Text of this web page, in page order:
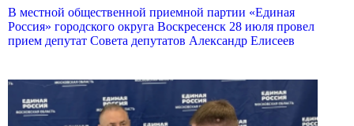
В местной общественной приемной партии «Единая
Россия» городского округа Воскресенск 28 июля провел
прием депутат Совета депутатов Александр Елисеев